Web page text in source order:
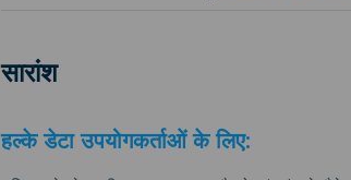
सारांश
हल्के डेटा उपयोगकर्ताओं के लिए: